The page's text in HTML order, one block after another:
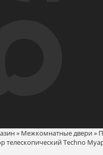
» Межкомнатные двери»
телескопический Techno